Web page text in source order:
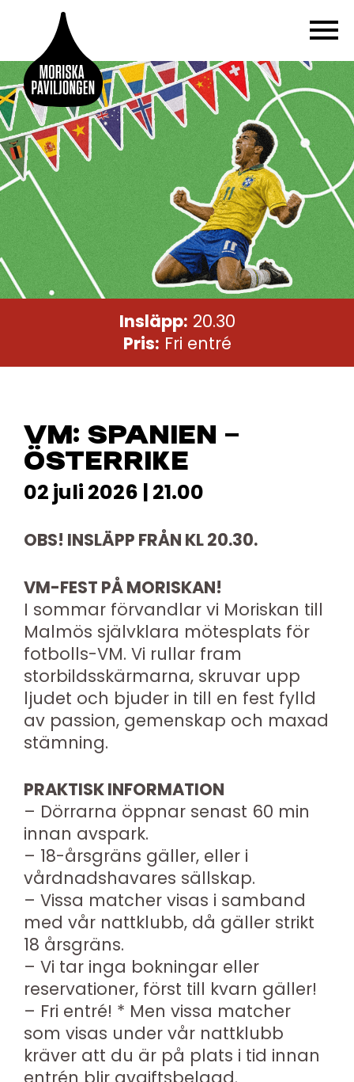
Insläpp: 20.30
Pris: Fri entré
VM: SPANIEN –
ÖSTERRIKE
02 juli 2026 | 21.00
OBS! INSLÄPP FRÅN KL 20.30.
VM-FEST PÅ MORISKAN!
I sommar förvandlar vi Moriskan till
Malmös självklara mötesplats för
fotbolls-VM. Vi rullar fram
storbildsskärmarna, skruvar upp
ljudet och bjuder in till en fest fylld
av passion, gemenskap och maxad
stämning.
PRAKTISK INFORMATION
– Dörrarna öppnar senast 60 min
innan avspark.
– 18-årsgräns gäller, eller i
vårdnadshavares sällskap.
– Vissa matcher visas i samband
med vår nattklubb, då gäller strikt
18 årsgräns.
– Vi tar inga bokningar eller
reservationer, först till kvarn gäller!
– Fri entré! * Men vissa matcher
som visas under vår nattklubb
kräver att du är på plats i tid innan